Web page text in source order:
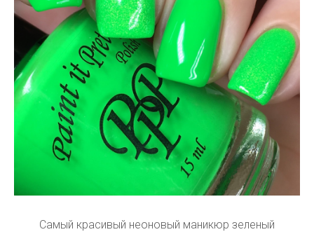
Самый красивый неоновый маникюр зеленый